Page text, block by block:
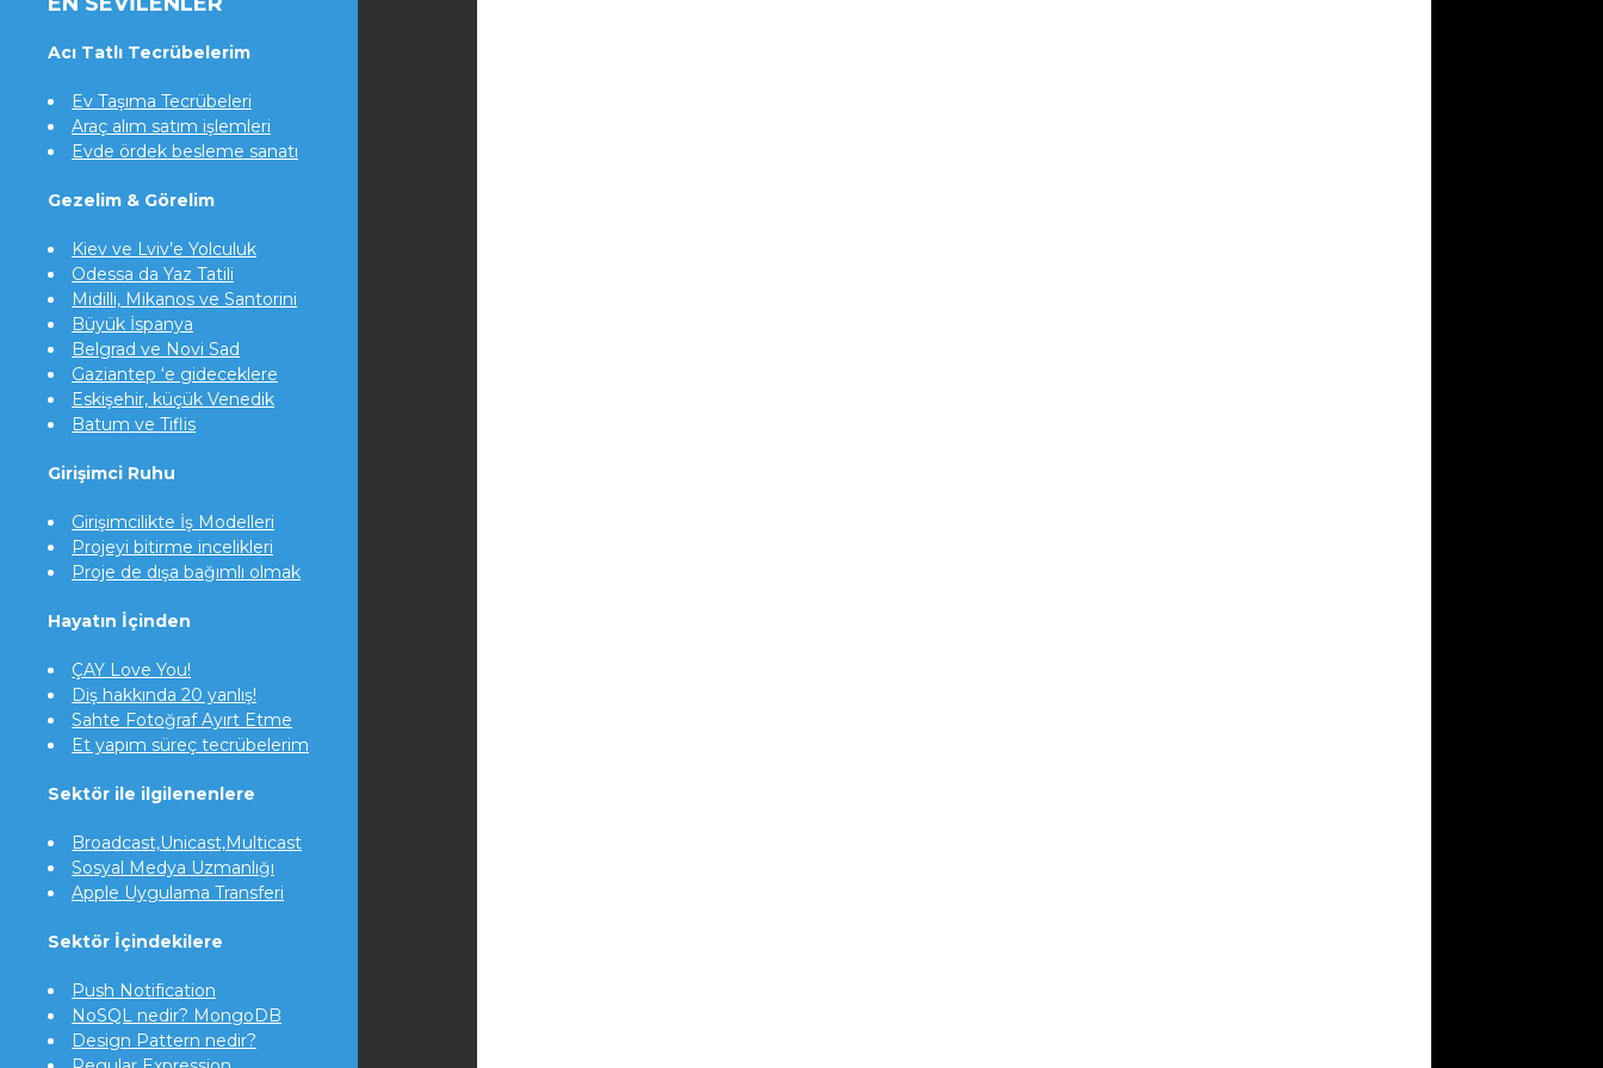
Acı Tatlı Tecrübelerim
Ev Taşıma Tecrübeleri
Araç alım satım işlemleri
Evde ördek besleme sanatı
Gezelim & Görelim
Kiev ve Lviv’e Yolculuk
Odessa da Yaz Tatili
Midilli, Mikanos ve Santorini
Büyük İspanya
Belgrad ve Novi Sad
Gaziantep ‘e gideceklere
Eskişehir, küçük Venedik
Batum ve Tiflis
Girişimci Ruhu
Girişimcilikte İş Modelleri
Projeyi bitirme incelikleri
Proje de dışa bağımlı olmak
Hayatın İçinden
ÇAY Love You!
Diş hakkında 20 yanlış!
Sahte Fotoğraf Ayırt Etme
Et yapım süreç tecrübelerim
Sektör ile ilgilenenlere
Broadcast,Unicast,Multicast
Sosyal Medya Uzmanlığı
Apple Uygulama Transferi
Sektör İçindekilere
Push Notification
NoSQL nedir? MongoDB
Design Pattern nedir?